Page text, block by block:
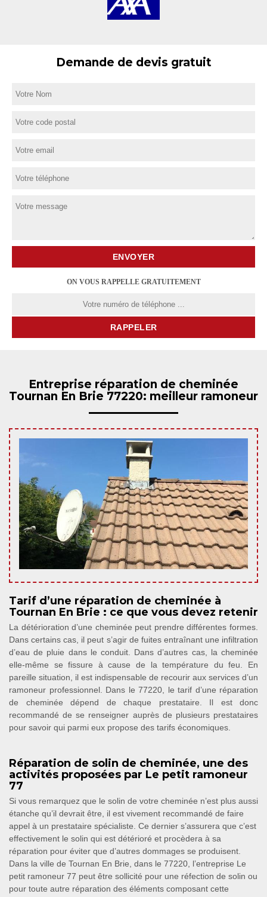
Demande de devis gratuit
ON VOUS RAPPELLE GRATUITEMENT
Entreprise réparation de cheminée
Tournan En Brie 77220: meilleur ramoneur
Tarif d’une réparation de cheminée à
Tournan En Brie : ce que vous devez retenir
La détérioration d’une cheminée peut prendre différentes formes.
Dans certains cas, il peut s’agir de fuites entraînant une infiltration
d’eau de pluie dans le conduit. Dans d’autres cas, la cheminée
elle-même se fissure à cause de la température du feu. En
pareille situation, il est indispensable de recourir aux services d’un
ramoneur professionnel. Dans le 77220, le tarif d’une réparation
de cheminée dépend de chaque prestataire. Il est donc
recommandé de se renseigner auprès de plusieurs prestataires
pour savoir qui parmi eux propose des tarifs économiques.
Réparation de solin de cheminée, une des
activités proposées par Le petit ramoneur
77
Si vous remarquez que le solin de votre cheminée n’est plus aussi
étanche qu’il devrait être, il est vivement recommandé de faire
appel à un prestataire spécialiste. Ce dernier s’assurera que c’est
effectivement le solin qui est détérioré et procèdera à sa
réparation pour éviter que d’autres dommages se produisent.
Dans la ville de Tournan En Brie, dans le 77220, l’entreprise Le
petit ramoneur 77 peut être sollicité pour une réfection de solin ou
pour toute autre réparation des éléments composant cette